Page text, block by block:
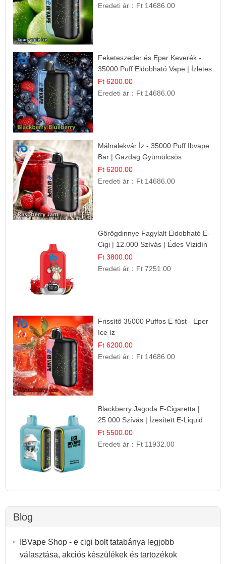
Eredeti ár： Ft 14686.00
Feketeszeder és Eper Keverék -
35000 Puff Eldobható Vape | Ízletes
Gyümölcsökombináció!
Ft 6200.00
Eredeti ár： Ft 14686.00
Málnalekvár Íz - 35000 Puff Ibvape
Bar | Gazdag Gyümölcsös
Ízélmény!
Ft 6200.00
Eredeti ár： Ft 14686.00
Görögdinnye Fagylalt Eldobható E-
Cigi | 12.000 Szívás | Édes Vízidín
Íz
Ft 3800.00
Eredeti ár： Ft 7251.00
Frissítő 35000 Puffos E-füst - Eper
Ice íz
Ft 6200.00
Eredeti ár： Ft 14686.00
Blackberry Jagoda E-Cigaretta |
25.000 Szívás | Ízesített E-Liquid
Ft 5500.00
Eredeti ár： Ft 11932.00
Blog
IBVape Shop - e cigi bolt tatabánya legjobb
választása, akciós készülékek és tartozékok